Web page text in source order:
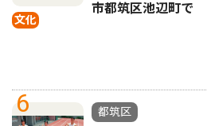
文化
市都筑区池辺町で
6
都筑区